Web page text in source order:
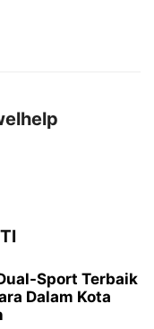
Sport Terbaik
Dalam Kota